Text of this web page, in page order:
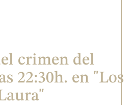
crimen del
22:30h. en "Los